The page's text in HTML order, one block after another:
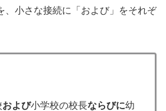
、小さな接続に「および」をそれぞ
および小学校の校長ならびに幼